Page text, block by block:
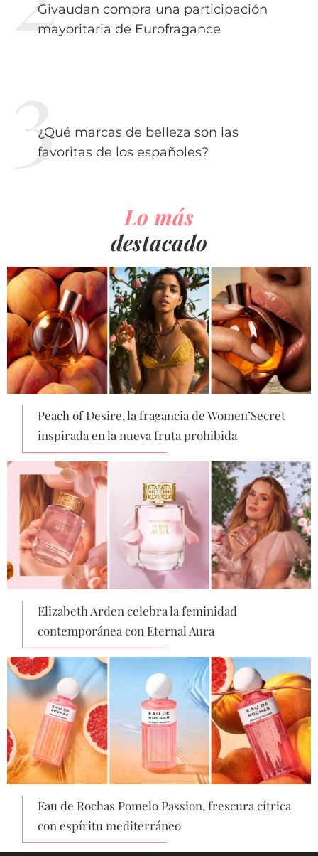
Givaudan compra una participación
mayoritaria de Eurofragance
¿Qué marcas de belleza son las
favoritas de los españoles?
Lo más
destacado
Peach of Desire, la fragancia de Women’Secret
inspirada en la nueva fruta prohibida
Elizabeth Arden celebra la feminidad
contemporánea con Eternal Aura
Eau de Rochas Pomelo Passion, frescura cítrica
con espíritu mediterráneo